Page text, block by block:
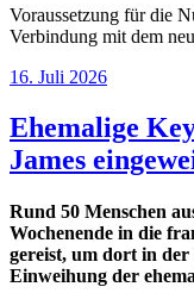
Voraussetzung für die
Verbindung mit dem
16. Juli 2026
Ehemalige
James
Rund 50 Menschen
Wochenende in die
gereist, um dort in
Einweihung der